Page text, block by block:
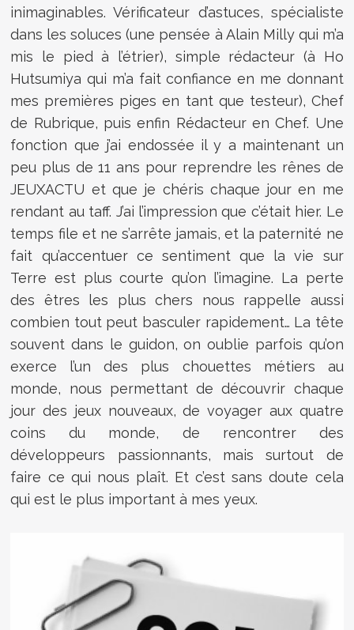
inimaginables. Vérificateur d’astuces, spécialiste
dans les soluces (une pensée à Alain Milly qui m’a
mis le pied à l’étrier), simple rédacteur (à Ho
Hutsumiya qui m’a fait confiance en me donnant
mes premières piges en tant que testeur), Chef
de Rubrique, puis enfin Rédacteur en Chef. Une
fonction que j’ai endossée il y a maintenant un
peu plus de 11 ans pour reprendre les rênes de
JEUXACTU et que je chéris chaque jour en me
rendant au taff. J’ai l’impression que c’était hier. Le
temps file et ne s’arrête jamais, et la paternité ne
fait qu’accentuer ce sentiment que la vie sur
Terre est plus courte qu’on l’imagine. La perte
des êtres les plus chers nous rappelle aussi
combien tout peut basculer rapidement… La tête
souvent dans le guidon, on oublie parfois qu’on
exerce l’un des plus chouettes métiers au
monde, nous permettant de découvrir chaque
jour des jeux nouveaux, de voyager aux quatre
coins du monde, de rencontrer des
développeurs passionnants, mais surtout de
faire ce qui nous plaît. Et c’est sans doute cela
qui est le plus important à mes yeux.